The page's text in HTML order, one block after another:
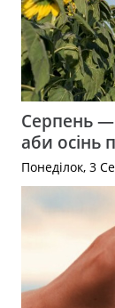
Серпень
аби осінь
Понеділок, 3